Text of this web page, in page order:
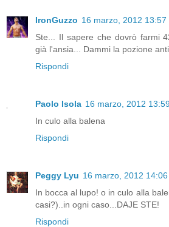
IronGuzzo 16 marzo, 2012 13:57
Ste... Il sapere che dovrò farmi
già l'ansia... Dammi la pozione
Rispondi
Paolo Isola 16 marzo, 2012
In culo alla balena
Rispondi
Peggy Lyu 16 marzo, 2012 14:06
In bocca al lupo! o in culo alla
casi?)..in ogni caso...DAJE STE!
Rispondi